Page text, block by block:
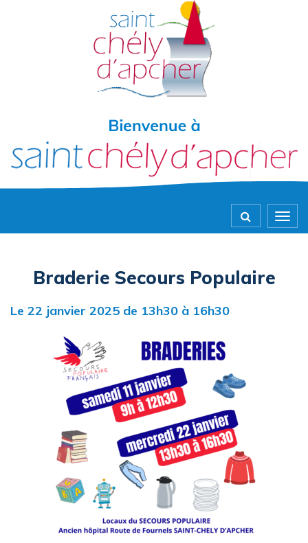
Braderie Secours Populaire
Le 22 janvier 2025 de 13h30 à 16h30